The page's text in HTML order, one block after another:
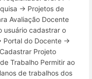
→ Projetos de
Avaliação Docente
usuário cadastrar o
Portal do Docente →
Projeto
Trabalho Permitir ao
de trabalhos dos